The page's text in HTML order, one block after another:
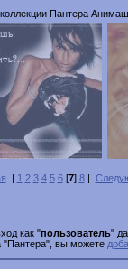
Пантера
| 1 2 3 4 5 6[7] 8|
как "пользователь"
"Пантера", вы можете